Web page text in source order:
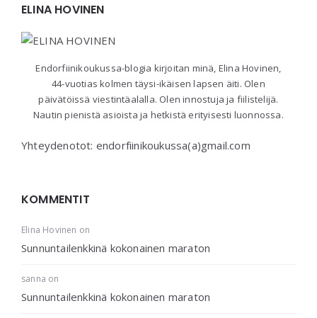
ELINA HOVINEN
Endorfiinikoukussa-blogia kirjoitan minä, Elina Hovinen,
44-vuotias kolmen täysi-ikäisen lapsen äiti. Olen
päivätöissä viestintäalalla. Olen innostuja ja fiilistelijä.
Nautin pienistä asioista ja hetkistä erityisesti luonnossa.
Yhteydenotot: endorfiinikoukussa(a)gmail.com
KOMMENTIT
Elina Hovinen on
Sunnuntailenkkinä kokonainen maraton
sanna on
Sunnuntailenkkinä kokonainen maraton